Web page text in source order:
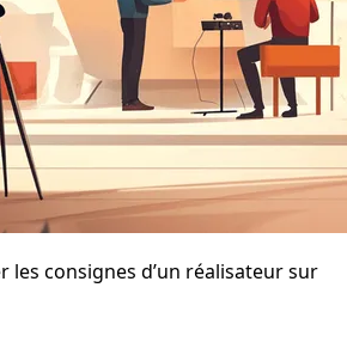
les consignes d’un réalisateur sur